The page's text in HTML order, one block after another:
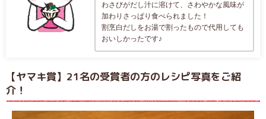
わさびがだし汁に溶けて、さわやかな風味が
加わりさっぱり食べられました！
割烹白だしをお湯で割ったもので代用しても
おいしかったです♪
【ヤマキ賞】21名の受賞者の方のレシピ写真をご紹
介！